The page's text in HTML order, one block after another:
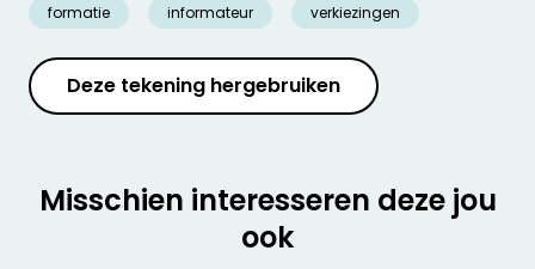
formatie informateur verkiezingen
Deze tekening hergebruiken
Misschien interesseren deze jou
ook